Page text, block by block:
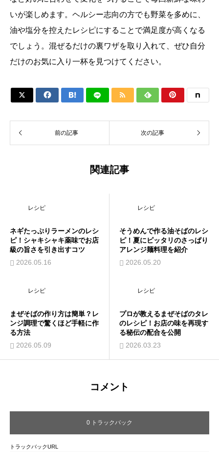
いが楽しめます。ヘルシー志向の方でも野菜を多めに、
油や塩分を控えたレシピにすることで満足度が高くなる
でしょう。混ぜるだけの裏ワザを取り入れて、ぜひ自分
だけのお気に入り一杯を見つけてください。
     
前の記事 次の記事
関連記事
レシピ
ネギたっぷりラーメンのレシ
ピ！シャキシャキ薬味でお店
級の旨さを引き出すコツ
2026.05.16
レシピ
そうめんで作る油そばのレシ
ピ！夏にピッタリのさっぱり
アレンジ麺料理を紹介
2026.05.20
レシピ
まぜそばの作り方は簡単？レ
ンジ調理で驚くほど手軽に作
る方法
2026.05.09
レシピ
プロが教えるまぜそばのタレ
のレシピ！お店の味を再現す
る秘伝の配合を公開
2026.03.23
コメント
0 トラックバック
トラックバックURL